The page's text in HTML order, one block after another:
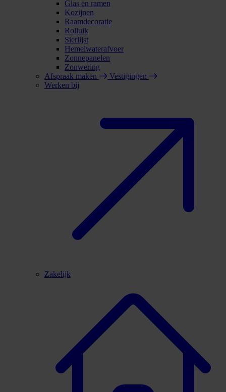
Glas en ramen
Kozijnen
Raamdecoratie
Rolluik
Sierlijst
Hemelwaterafvoer
Zonnepanelen
Zonwering
Afspraak maken
Vestigingen
Werken bij
Zakelijk